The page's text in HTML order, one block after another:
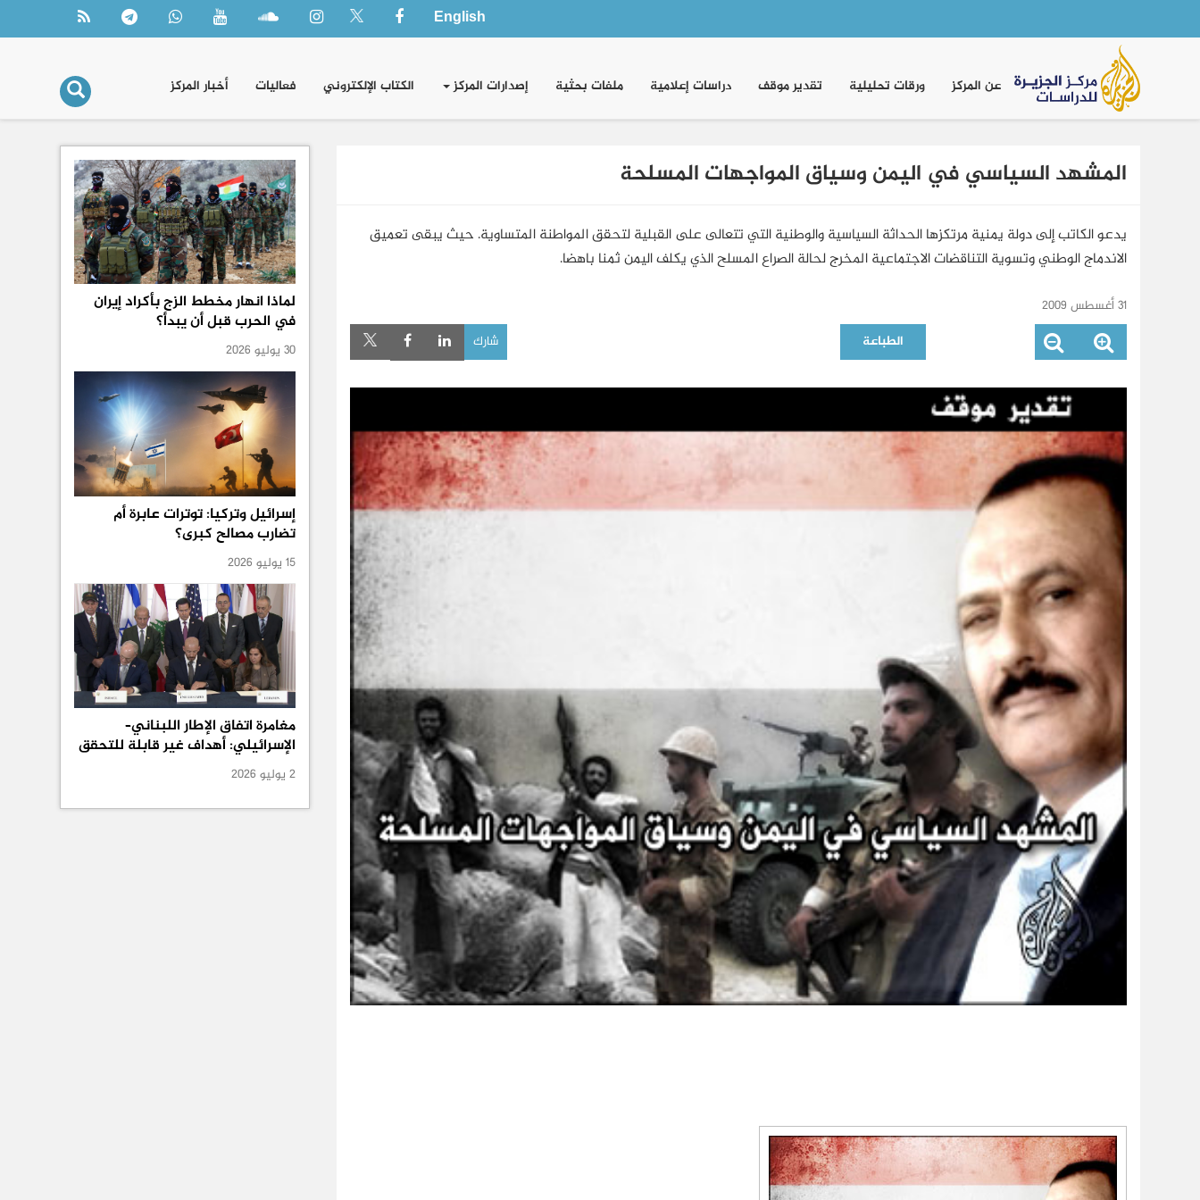
English
Main
navigation عن المركز ورقات تحليلية تقدير موقف دراسات إعلامية ملفات بحثية إصدارات المركز الكتاب الإلكتروني فعاليات أخبار المركز
المشهد السياسي في اليمن وسياق المواجهات المسلحة
يدعو الكاتب إلى دولة يمنية مرتكزها الحداثة السياسية والوطنية التي تتعالى على القبلية لتحقق المواطنة المتساوية. حيث يبقى تعميق
الاندماج الوطني وتسوية التناقضات الاجتماعية المخرج لحالة الصراع المسلح الذي يكلف اليمن ثمنا باهضا.
31 أغسطس 2009
الطباعة شارك
لماذا انهار مخطط الزج بأكراد إيران
في الحرب قبل أن يبدأ؟
30 يوليو 2026
إسرائيل وتركيا: توترات عابرة أم
تضارب مصالح كبرى؟
15 يوليو 2026
مغامرة اتفاق الإطار اللبناني–
الإسرائيلي: أهداف غير قابلة للتحقق
2 يوليو 2026